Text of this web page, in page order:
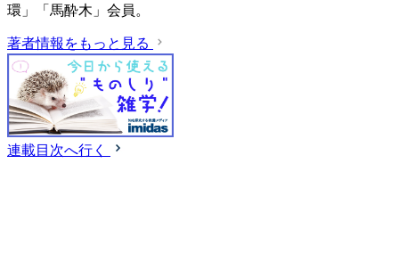
環」「馬酔木」会員。
著者情報をもっと見る
連載目次へ行く